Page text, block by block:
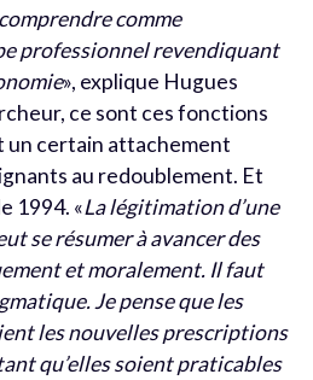
comme
professionnel revendiquant
», explique Hugues
ce sont ces fonctions
un certain attachement
au redoublement. Et
1994. «La légitimation d’une
se résumer à avancer des
et moralement. Il faut
Je pense que les
les nouvelles prescriptions
qu’elles soient praticables